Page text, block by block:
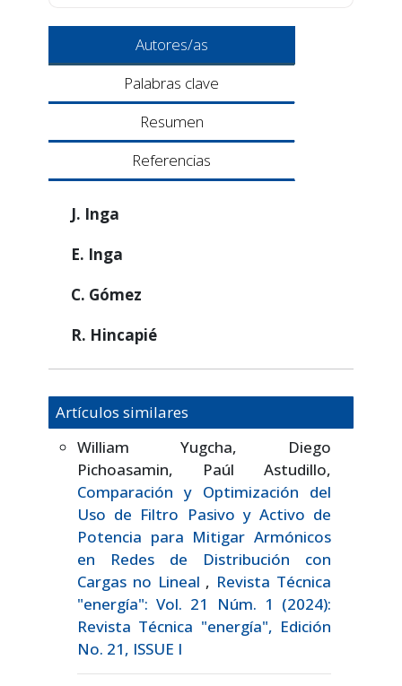
Autores/as
Palabras clave
Resumen
Referencias
J. Inga
E. Inga
C. Gómez
R. Hincapié
Artículos similares
William Yugcha, Diego
Pichoasamin, Paúl Astudillo,
Comparación y Optimización del
Uso de Filtro Pasivo y Activo de
Potencia para Mitigar Armónicos
en Redes de Distribución con
Cargas no Lineal , Revista Técnica
"energía": Vol. 21 Núm. 1 (2024):
Revista Técnica "energía", Edición
No. 21, ISSUE I